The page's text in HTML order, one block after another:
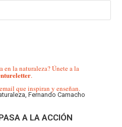
en la naturaleza? Únete a la
.
que inspiran y enseñan.
A LA ACCIÓN